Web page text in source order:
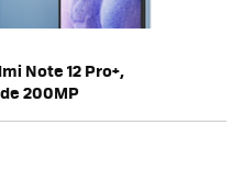
Note 12 Pro+,
200MP